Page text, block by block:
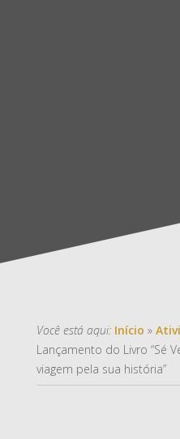
Você está aqui: Início »
Lançamento do Livro “Sé
viagem pela sua história”